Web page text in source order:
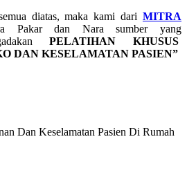
diatas, maka kami dari MITRA
Pakar dan Nara sumber yang
PELATIHAN KHUSUS
DAN KESELAMATAN PASIEN”
Dan Keselamatan Pasien Di Rumah